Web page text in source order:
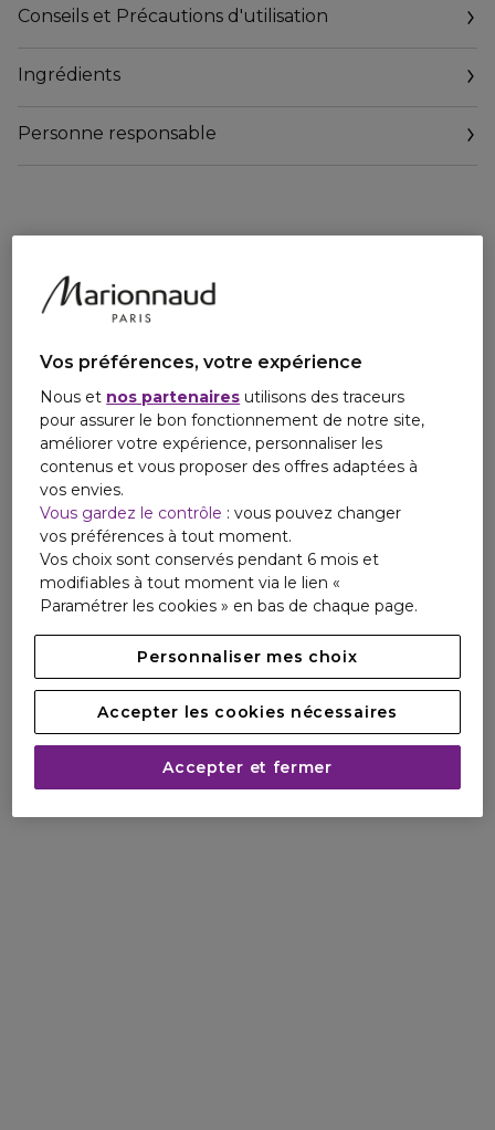
préservée ayant inspiré de nombreux artistes.
LES NOTES OLFACTIVES
à Cythère allie le caractère enveloppant des graminées à la
fraîche.
L'ÉTHIQUE
LA COLLECTION DES PARFUMS-JARDINS
d'un lieu, de l'inspiration du parfumeur et du thème annuel
de la maison Hermès. Une promenade olfactive pour des
Conseils et Précautions d'utilisation
Ingrédients
Personne responsable
Vos préférences, votre expérience
Nous et nos partenaires utilisons des traceurs
pour assurer le bon fonctionnement de notre site,
améliorer votre expérience, personnaliser les
contenus et vous proposer des offres adaptées à
vos envies.
Vous gardez le contrôle : vous pouvez changer
vos préférences à tout moment.
Vos choix sont conservés pendant 6 mois et
modifiables à tout moment via le lien «
Paramétrer les cookies » en bas de chaque page.
Personnaliser mes choix
Accepter les cookies nécessaires
Accepter et fermer